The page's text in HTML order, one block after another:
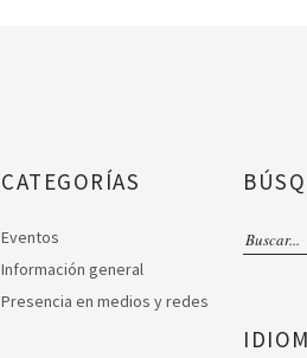
CATEGORÍAS
Eventos
Información general
Presencia en medios y redes